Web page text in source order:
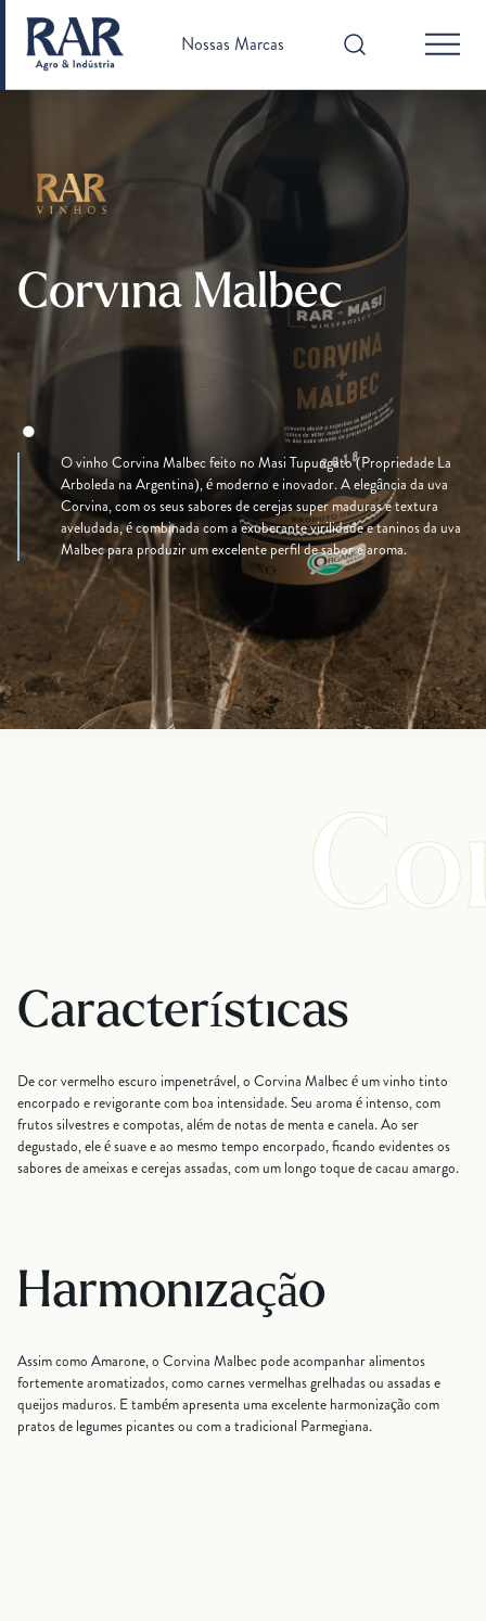
Nossas Marcas
Corvina Malbec
.
O vinho Corvina Malbec feito no Masi Tupungato (Propriedade La
Arboleda na Argentina), é moderno e inovador. A elegância da uva
Corvina, com os seus sabores de cerejas super maduras e textura
aveludada, é combinada com a exuberante virilidade e taninos da uva
Malbec para produzir um excelente perfil de sabor e aroma.
Características
De cor vermelho escuro impenetrável, o Corvina Malbec é um vinho tinto
encorpado e revigorante com boa intensidade. Seu aroma é intenso, com
frutos silvestres e compotas, além de notas de menta e canela. Ao ser
degustado, ele é suave e ao mesmo tempo encorpado, ficando evidentes os
sabores de ameixas e cerejas assadas, com um longo toque de cacau amargo.
Harmonização
Assim como Amarone, o Corvina Malbec pode acompanhar alimentos
fortemente aromatizados, como carnes vermelhas grelhadas ou assadas e
queijos maduros. E também apresenta uma excelente harmonização com
pratos de legumes picantes ou com a tradicional Parmegiana.